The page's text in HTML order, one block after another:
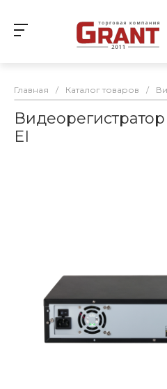
Главная / Каталог товаров /
EI